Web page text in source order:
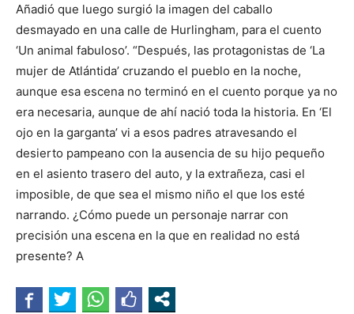
Añadió que luego surgió la imagen del caballo
desmayado en una calle de Hurlingham, para el cuento
‘Un animal fabuloso’. “Después, las protagonistas de ‘La
mujer de Atlántida’ cruzando el pueblo en la noche,
aunque esa escena no terminó en el cuento porque ya no
era necesaria, aunque de ahí nació toda la historia. En ‘El
ojo en la garganta’ vi a esos padres atravesando el
desierto pampeano con la ausencia de su hijo pequeño
en el asiento trasero del auto, y la extrañeza, casi el
imposible, de que sea el mismo niño el que los esté
narrando. ¿Cómo puede un personaje narrar con
precisión una escena en la que en realidad no está
presente? A